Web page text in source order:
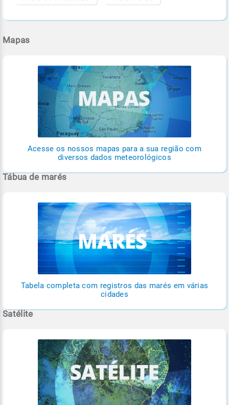
Mapas
Acesse os nossos mapas para a sua região com
diversos dados meteorológicos
Tábua de marés
Tabela completa com registros das marés em várias
cidades
Satélite